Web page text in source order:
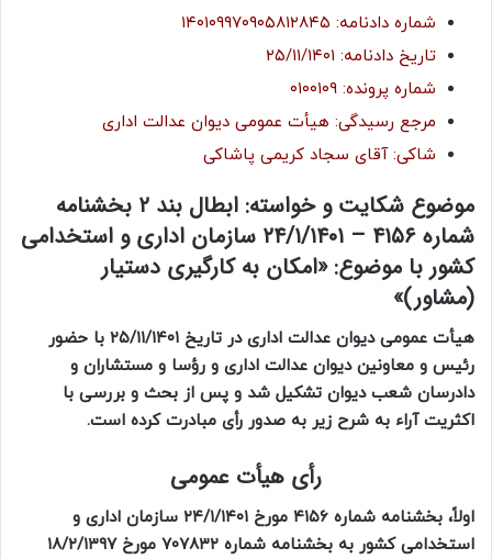
شماره دادنامه: ۱۴۰۱۰۹۹۷۰۹۰۵۸۱۲۸۴۵
تاریخ دادنامه: ۲۵/۱۱/۱۴۰۱
شماره پرونده: ۰۱۰۰۱۰۹
مرجع رسیدگی: هیأت عمومی دیوان عدالت اداری
شاکی: آقای سجاد کریمی پاشاکی
موضوع شکایت و خواسته: ابطال بند ۲ بخشنامه
شماره ۴۱۵۶ – ۲۴/۱/۱۴۰۱ سازمان اداری و استخدامی
کشور با موضوع: «امکان به کارگیری دستیار
(مشاور)»
هیأت عمومی دیوان عدالت اداری در تاریخ ۲۵/۱۱/۱۴۰۱ با حضور
رئیس و معاونین دیوان عدالت اداری و رؤسا و مستشاران و
دادرسان شعب دیوان تشکیل شد و پس از بحث و بررسی با
اکثریت آراء به شرح زیر به صدور رأی مبادرت کرده است.
رأی هیأت عمومی
اولاً، بخشنامه شماره ۴۱۵۶ مورخ ۲۴/۱/۱۴۰۱ سازمان اداری و
استخدامی کشور به بخشنامه شماره ۷۰۷۸۳۲ مورخ ۱۸/۲/۱۳۹۷